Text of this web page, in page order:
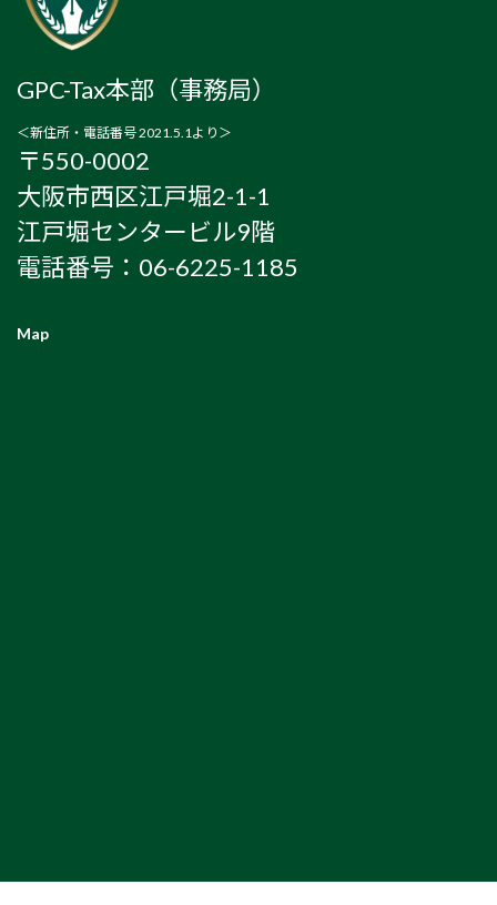
GPC-Tax本部（事務局）
＜新住所・電話番号 2021.5.1より＞
〒550-0002
大阪市西区江戸堀2-1-1
江戸堀センタービル9階
電話番号：06-6225-1185
Map